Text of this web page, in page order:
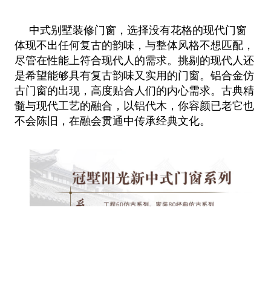
中式别墅装修门窗，选择没有花格的现代门窗
体现不出任何复古的韵味，与整体风格不想匹配，
尽管在性能上符合现代人的需求。挑剔的现代人还
是希望能够具有复古韵味又实用的门窗。铝合金仿
古门窗的出现，高度贴合人们的内心需求。古典精
髓与现代工艺的融合，以铝代木，你容颜已老它也
不会陈旧，在融会贯通中传承经典文化。